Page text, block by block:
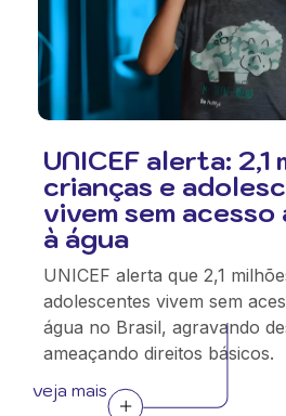
UNICEF alerta: 2,1
crianças e
vivem sem
à água
UNICEF alerta que 2,1
adolescentes vivem sem
água no Brasil, agravando
ameaçando direitos básicos.
veja mais